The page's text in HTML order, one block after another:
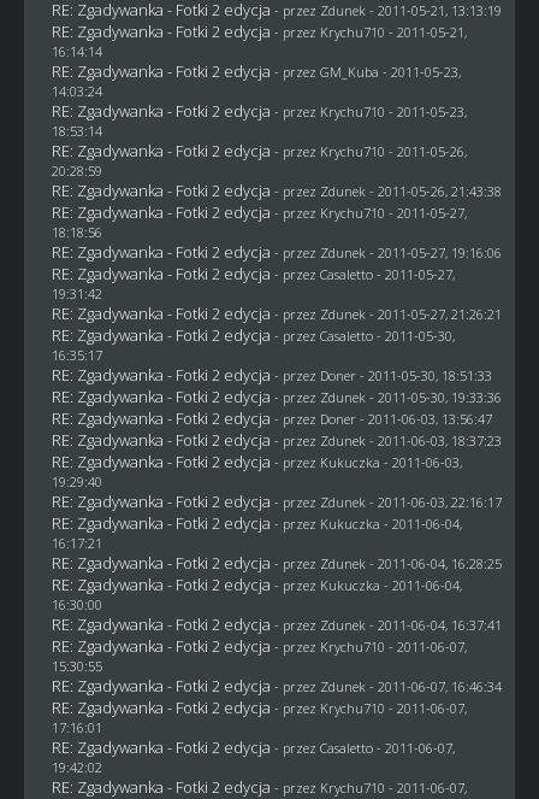
RE: Zgadywanka - Fotki 2 edycja - przez Zdunek - 2011-05-21, 13:13:19
RE: Zgadywanka - Fotki 2 edycja - przez Krychu710 - 2011-05-21,
16:14:14
RE: Zgadywanka - Fotki 2 edycja - przez GM_Kuba - 2011-05-23,
14:03:24
RE: Zgadywanka - Fotki 2 edycja - przez Krychu710 - 2011-05-23,
18:53:14
RE: Zgadywanka - Fotki 2 edycja - przez Krychu710 - 2011-05-26,
20:28:59
RE: Zgadywanka - Fotki 2 edycja - przez Zdunek - 2011-05-26, 21:43:38
RE: Zgadywanka - Fotki 2 edycja - przez Krychu710 - 2011-05-27,
18:18:56
RE: Zgadywanka - Fotki 2 edycja - przez Zdunek - 2011-05-27, 19:16:06
RE: Zgadywanka - Fotki 2 edycja - przez Casaletto- 2011-05-27,
19:31:42
RE: Zgadywanka - Fotki 2 edycja - przez Zdunek - 2011-05-27, 21:26:21
RE: Zgadywanka - Fotki 2 edycja - przez Casaletto- 2011-05-30,
16:35:17
RE: Zgadywanka - Fotki 2 edycja - przez Doner- 2011-05-30, 18:51:33
RE: Zgadywanka - Fotki 2 edycja - przez Zdunek - 2011-05-30, 19:33:36
RE: Zgadywanka - Fotki 2 edycja - przez Doner- 2011-06-03, 13:56:47
RE: Zgadywanka - Fotki 2 edycja - przez Zdunek - 2011-06-03, 18:37:23
RE: Zgadywanka - Fotki 2 edycja - przez Kukuczka - 2011-06-03,
19:29:40
RE: Zgadywanka - Fotki 2 edycja - przez Zdunek - 2011-06-03, 22:16:17
RE: Zgadywanka - Fotki 2 edycja - przez Kukuczka - 2011-06-04,
16:17:21
RE: Zgadywanka - Fotki 2 edycja - przez Zdunek - 2011-06-04, 16:28:25
RE: Zgadywanka - Fotki 2 edycja - przez Kukuczka - 2011-06-04,
16:30:00
RE: Zgadywanka - Fotki 2 edycja - przez Zdunek - 2011-06-04, 16:37:41
RE: Zgadywanka - Fotki 2 edycja - przez Krychu710 - 2011-06-07,
15:30:55
RE: Zgadywanka - Fotki 2 edycja - przez Zdunek - 2011-06-07, 16:46:34
RE: Zgadywanka - Fotki 2 edycja - przez Krychu710 - 2011-06-07,
17:16:01
RE: Zgadywanka - Fotki 2 edycja - przez Casaletto- 2011-06-07,
19:42:02
RE: Zgadywanka - Fotki 2 edycja - przez Krychu710 - 2011-06-07,